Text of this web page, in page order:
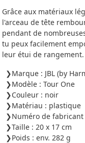
Grâce aux matériaux
l'arceau de tête
pendant de
tu peux facilement
leur étui de rangement.
Marque : JBL (by
Modèle : Tour One
Couleur : noir
Matériau : plastique
Numéro de fabricant
Taille : 20 x 17 cm
Poids : env. 282 g